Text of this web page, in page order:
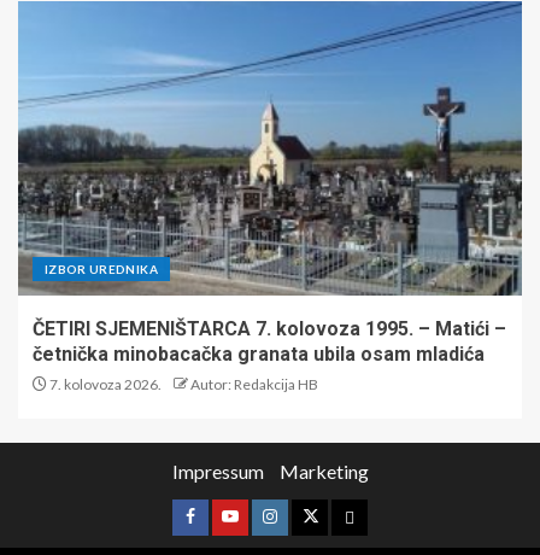
IZBOR UREDNIKA
ČETIRI SJEMENIŠTARCA 7. kolovoza 1995. – Matići –
četnička minobacačka granata ubila osam mladića
7. kolovoza 2026. Autor: Redakcija HB
Impressum Marketing